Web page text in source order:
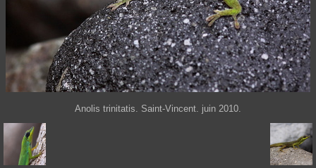
Anolis trinitatis. Saint-Vincent. juin 2010.